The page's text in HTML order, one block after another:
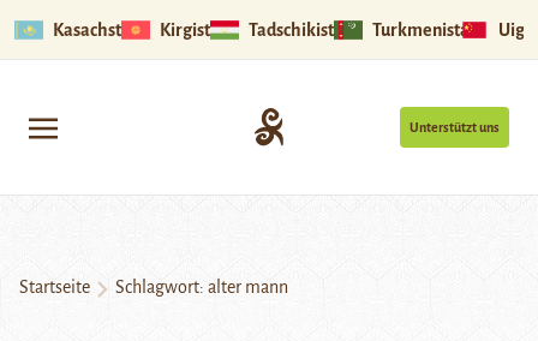
Kasachstan Kirgistan Tadschikistan Turkmenistan
Unterstützt uns
Startseite Schlagwort: alter mann